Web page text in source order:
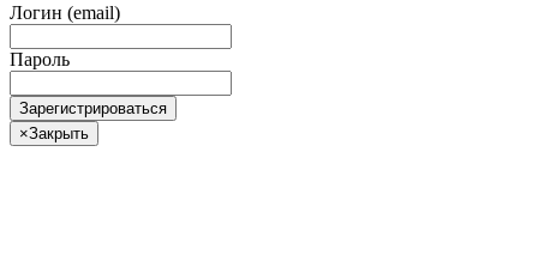
Логин (email)
Пароль
Зарегистрироваться
×Закрыть